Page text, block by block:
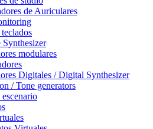
de Auriculares
modulares
Digitales / Digital Synthesizer
/ Tone generators